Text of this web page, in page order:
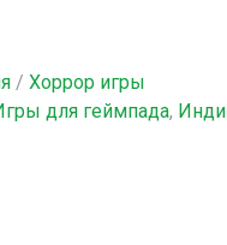
/Хоррор игры
для геймпада, Инди